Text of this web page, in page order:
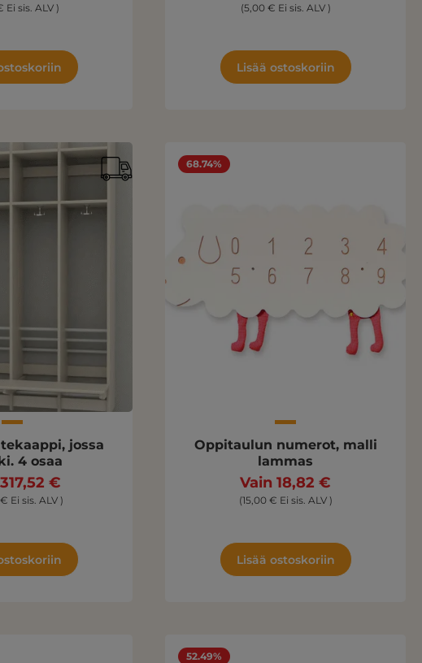
Ei sis. ALV ) (5,00 € Ei sis. ALV )
Lisää ostoskoriin
jossa
4 osaa
€
Ei sis. ALV )
68.74%
Oppitaulun numerot, malli
lammas
Vain 18,82 €
(15,00 € Ei sis. ALV )
Lisää ostoskoriin
52.49%